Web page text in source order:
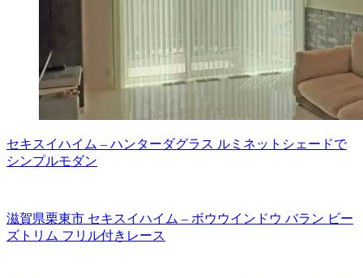
セキスイハイム – ハンターダグラス ルミネットシェードで
シンプルモダン
滋賀県栗東市 セキスイハイム – ボウウインドウ バラン ビー
ズトリム フリル付きレース